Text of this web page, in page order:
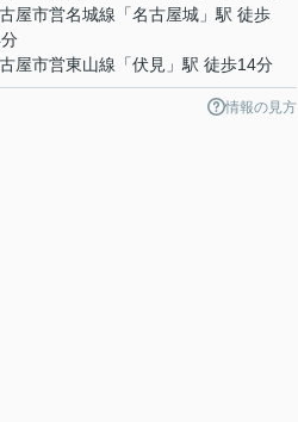
屋市営名城線 「名古屋城 」駅 徒歩
屋市営東山線 「伏見 」駅 徒歩14分
情報の見方